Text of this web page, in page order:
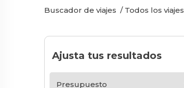
Buscador de viajes / Todos los viajes
Ajusta tus resultados
Presupuesto